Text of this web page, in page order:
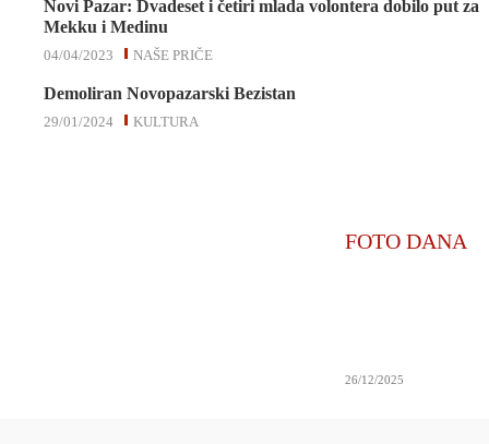
Novi Pazar: Dvadeset i četiri mlada volontera dobilo put za
Mekku i Medinu
NAŠE PRIČE
04/04/2023
Demoliran Novopazarski Bezistan
KULTURA
29/01/2024
FOTO DANA
26/12/2025